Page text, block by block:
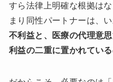
すら法律上明確な根拠は
まり同性パートナーは、
不利益と、医療の代理意
利益の二重に置かれている